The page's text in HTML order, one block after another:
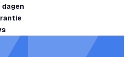
dagen